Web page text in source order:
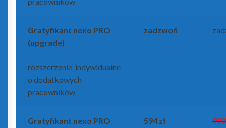
Gratyfikant nexo PRO
(upgrade)
rozszerzenie indywidualne
o dodatkowych
pracowników
zadzwoń
Gratyfikant nexo PRO 594 zł 990